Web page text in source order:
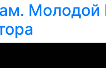
Молодой